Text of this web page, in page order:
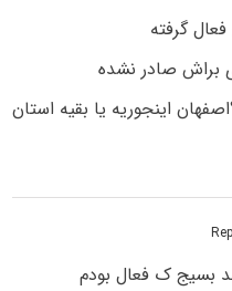
گرفته
براش صادر نشده
اینجوریه یا بقیه استان
بسیج ک فعال بودم